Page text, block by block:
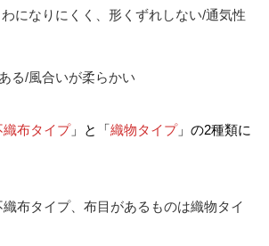
になりにくく、形くずれしない/通気性
る/風合いが柔らかい
織布タイプ」と「織物タイプ」の2種類に
布タイプ、布目があるものは織物タイ